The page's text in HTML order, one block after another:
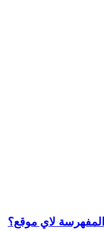
لاي موقع؟